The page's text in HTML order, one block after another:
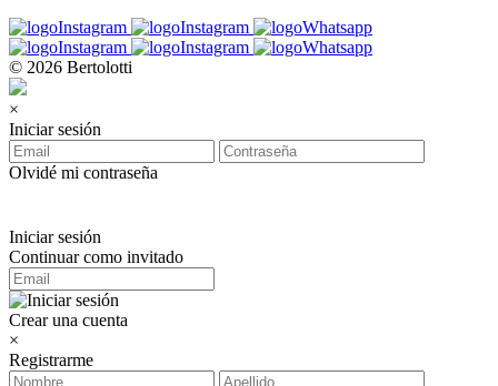
© 2026 Bertolotti
×
Iniciar sesión
Olvidé mi contraseña
Iniciar sesión
Continuar como invitado
Crear una cuenta
×
Registrarme